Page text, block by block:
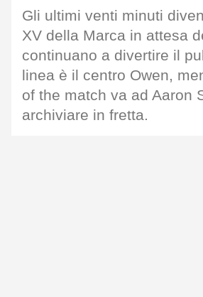
Gli ultimi venti minuti
XV della Marca in attesa
continuano a divertire il
linea è il centro Owen,
of the match va ad Aaron
archiviare in fretta.